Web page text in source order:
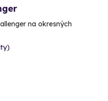
na okresných